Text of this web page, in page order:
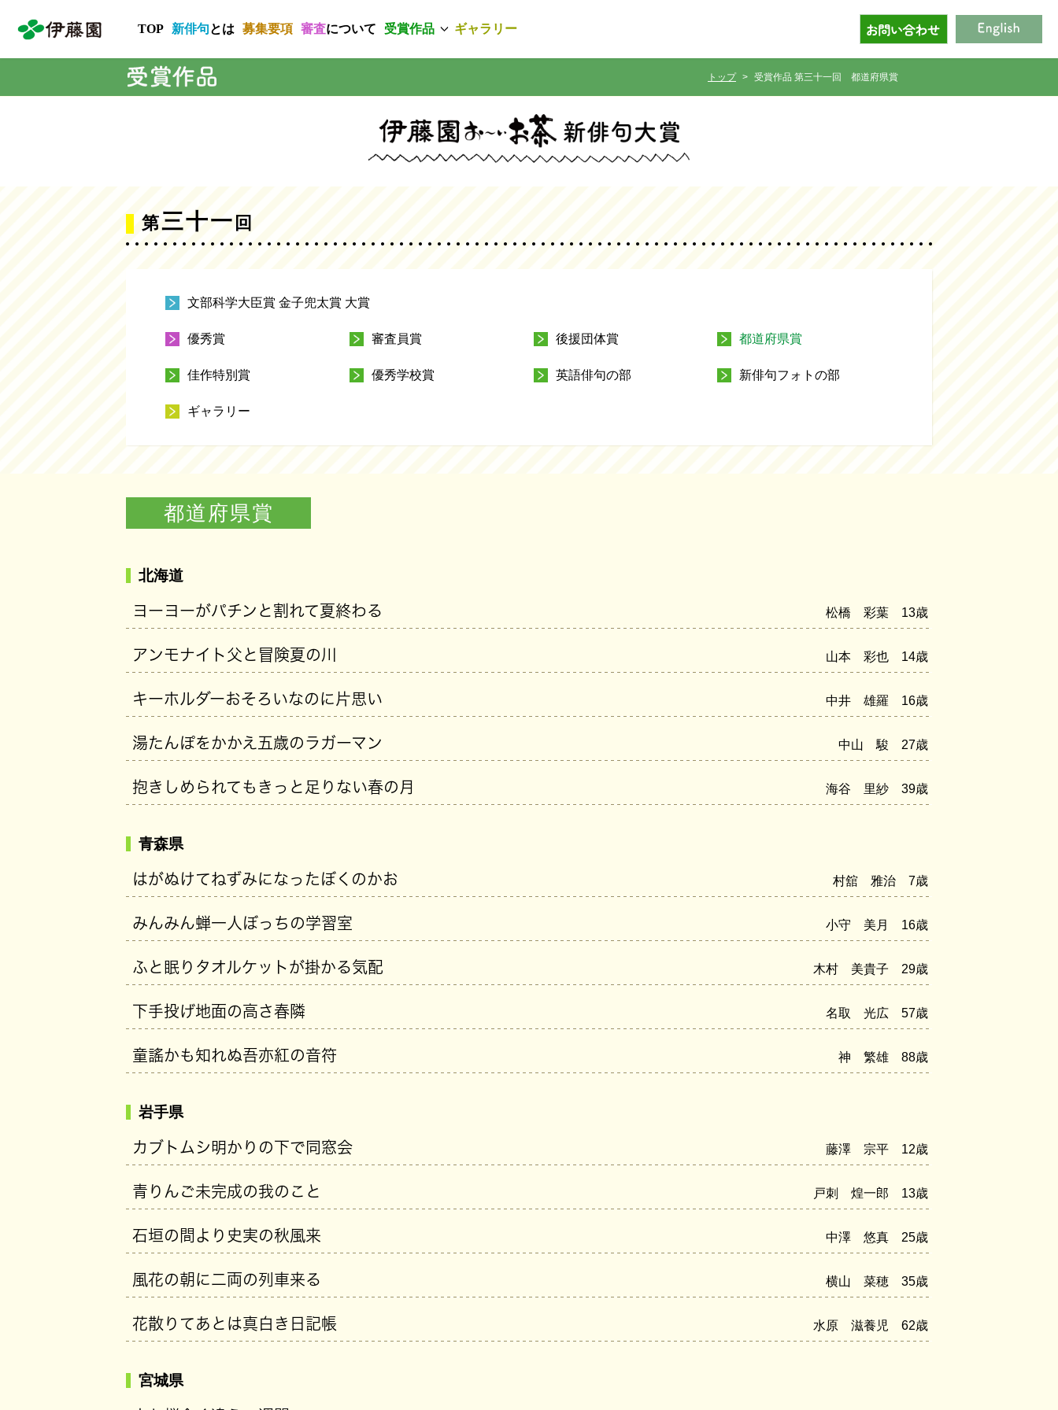
TOP 新俳句とは 募集要項 審査について 受賞作品 ギャラリー
トップ 受賞作品 第三十一回 都道府県賞
第三十一 回
文部科学大臣賞 金子兜太賞 大賞
優秀賞 審査員賞 後援団体賞 都道府県賞
佳作特別賞 優秀学校賞 英語俳句の部 新俳句フォトの部
ギャラリー
都道府県賞
北海道
ヨーヨーがパチンと割れて夏終わる 松橋 彩葉 13歳
アンモナイト父と冒険夏の川 山本 彩也 14歳
キーホルダーおそろいなのに片思い 中井 雄羅 16歳
湯たんぽをかかえ五歳のラガーマン 中山 駿 27歳
抱きしめられてもきっと足りない春の月 海谷 里紗 39歳
青森県
はがぬけてねずみになったぼくのかお 村舘 雅治 7歳
みんみん蝉一人ぼっちの学習室 小守 美月 16歳
ふと眠りタオルケットが掛かる気配 木村 美貴子 29歳
下手投げ地面の高さ春隣 名取 光広 57歳
童謠かも知れぬ吾亦紅の音符 神 繁雄 88歳
岩手県
カブトムシ明かりの下で同窓会 藤澤 宗平 12歳
青りんご未完成の我のこと 戸刺 煌一郎 13歳
石垣の間より史実の秋風来 中澤 悠真 25歳
風花の朝に二両の列車来る 横山 菜穂 35歳
花散りてあとは真白き日記帳 水原 滋養児 62歳
宮城県